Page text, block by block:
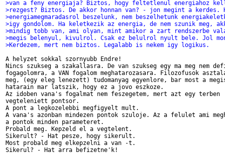
>van a feny energiaja? Biztos, hogy feltetlenul energiahoz
>rezgest? Biztos. De akkor honnan van? - jon megint a kerdes.
>energiamegmaradasrol beszelunk, nem beszelhetunk
>igy gondolom. Ha keletkezik az energia, de nem szunik meg,
>mindig tobb van, ami olyan, mint amikor a zart rendszerbe
>megis belenyul, kivulrol. Csak ez belulrol nyult bele. Jol
>Kerdezem, mert nem biztos. Legalabb is nekem igy logikus.
A helyzet sokkal szornyubb Endre!
Nincs szukseg a szakallasra. De van szukseg egy ma meg nem
fogagolomra, a VAN fogalom meghatarozasara. Filozofusok
meg, (egy eleg lenezett) tudomanyag egyenlore, bar most a
hatarain mar latszik, hogy ez a jovo eszkoze.
Az idoben vana's fogalmat nem feszegetem, mert azt egy terben
vegteleniett pontsor.
A pont a legkozelebbi megfigyelt mult.
A vana's azonban mindezen pontok szuloje. Az a felulet ami
a pontok minden parameteret.
Probald meg. Kepzeld el a vegtelent.
Sikerult? - Hat pesze, hogy sikerult.
Most probald meg elkepzelni a van -t.
Sikerul? - Hat arra befizetne'k!